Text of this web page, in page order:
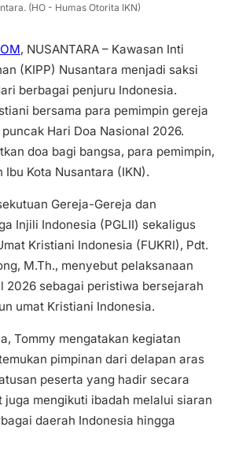
(HO - Humas Otorita IKN)
, NUSANTARA – Kawasan Inti
(KIPP) Nusantara menjadi saksi
berbagai penjuru Indonesia.
bersama para pemimpin gereja
Hari Doa Nasional 2026.
doa bagi bangsa, para pemimpin,
Ibu Kota Nusantara (IKN).
Gereja-Gereja dan
Injili Indonesia (PGLII) sekaligus
Kristiani Indonesia (FUKRI), Pdt.
M.Th., menyebut pelaksanaan
2026 sebagai peristiwa bersejarah
umat Kristiani Indonesia.
Tommy mengatakan kegiatan
pimpinan dari delapan aras
peserta yang hadir secara
juga mengikuti ibadah melalui siaran
daerah Indonesia hingga